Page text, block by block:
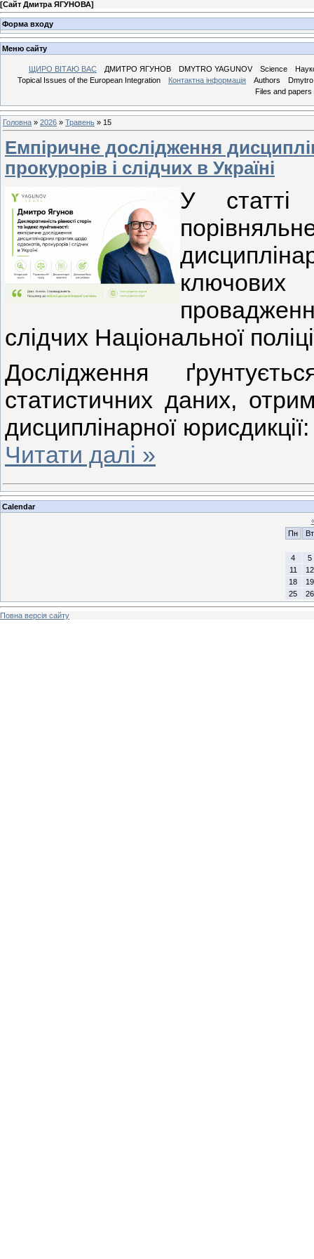
[Сайт Дмитра ЯГУНОВА]
Форма входу
Меню сайту
ЩИРО ВІТАЮ ВАС ДМИТРО ЯГУНОВ DMYTRO YAGUNOV Science
Topical Issues of the European Integration
Контактна інформація Authors
Files and papers
Головна » 2026 » Травень » 15
Емпіричне дослідження
прокурорів і слідчих в Україні
У статті
слідчих Національної
Дослідження
статистичних даних,
дисциплінарної
Читати далі »
Calendar
Пн
Вт
4
5
11
12
18
19
25
26
Повна версія сайту